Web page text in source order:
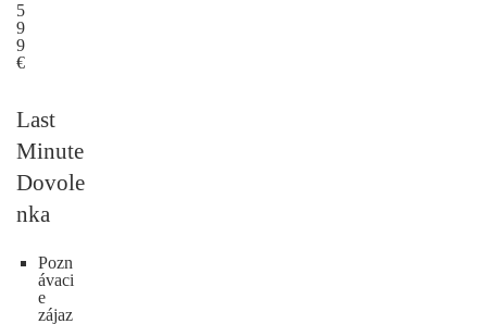
5
9
9
€
Last
Minute
Dovole
nka
Pozn
ávaci
e
zájaz